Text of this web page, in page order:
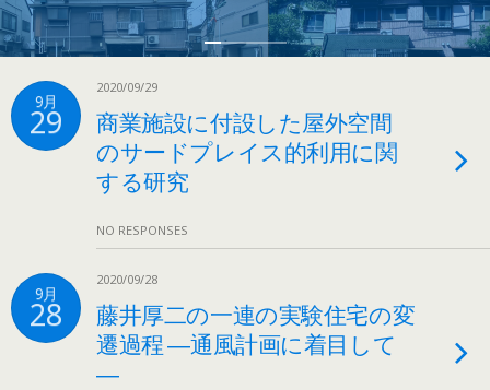
9月
29
2020/09/29
商業施設に付設した屋外空間
のサードプレイス的利用に関
する研究
NO RESPONSES
9月
28
2020/09/28
藤井厚二の一連の実験住宅の変
遷過程 ―通風計画に着目して
―